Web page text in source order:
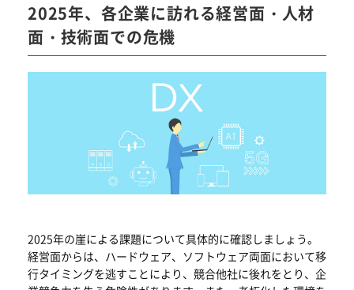
2025年、各企業に訪れる経営面・人材
面・技術面での危機
2025年の崖による課題について具体的に確認しましょう。
経営面からは、ハードウェア、ソフトウェア両面において移
行タイミングを逃すことにより、競合他社に後れをとり、企